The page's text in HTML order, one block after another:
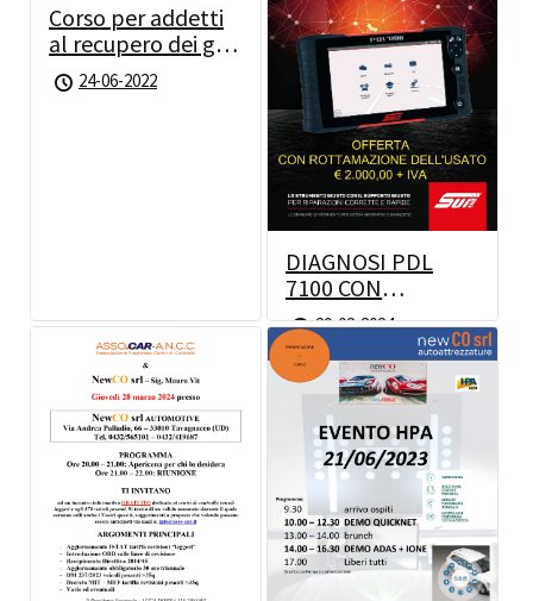
Corso per addetti
al recupero dei gas
fluorurati
24/06/2022
24-06-2022
DIAGNOSI PDL
7100 CON
ROTTAMAZIONE
DELL’USATO
29-02-2024